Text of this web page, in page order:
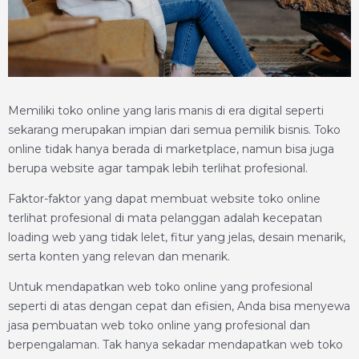
Memiliki toko online yang laris manis di era digital seperti
sekarang merupakan impian dari semua pemilik bisnis. Toko
online tidak hanya berada di marketplace, namun bisa juga
berupa website agar tampak lebih terlihat profesional.
Faktor-faktor yang dapat membuat website toko online
terlihat profesional di mata pelanggan adalah kecepatan
loading web yang tidak lelet, fitur yang jelas, desain menarik,
serta konten yang relevan dan menarik.
Untuk mendapatkan web toko online yang profesional
seperti di atas dengan cepat dan efisien, Anda bisa menyewa
jasa pembuatan web toko online yang profesional dan
berpengalaman. Tak hanya sekadar mendapatkan web toko